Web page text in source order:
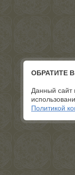
ОБРАТИТЕ
Данный сайт
Политикой